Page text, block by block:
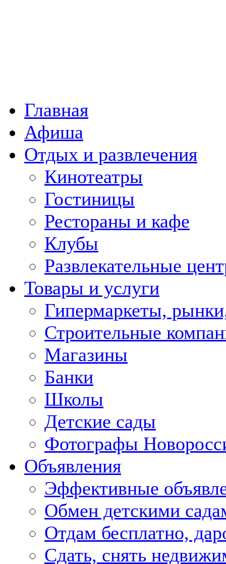
Главная
Афиша
Отдых и развлечения
Кинотеатры
Гостиницы
Рестораны и кафе
Клубы
Развлекательные
Товары и услуги
Гипермаркеты,
Строительные
Магазины
Банки
Школы
Детские сады
Фотографы
Объявления
Эффективные
Обмен детскими
Отдам бесплатно,
Сдать, снять